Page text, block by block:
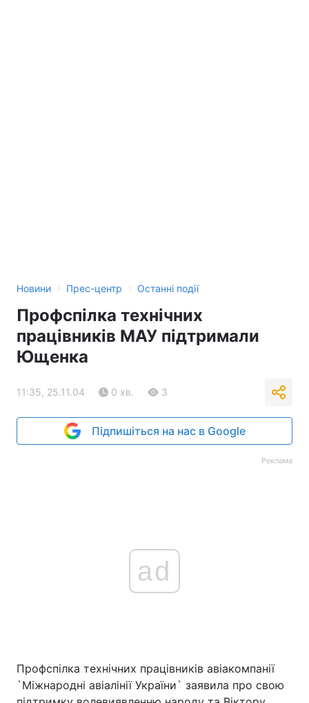
Новини › Прес-центр › Останні події
Профспілка технічних
працівників МАУ підтримали
Ющенка
11:35, 25.11.04 0 хв. 3
Підпишіться на нас в Google
Реклама
ad
Профспілка технічних працівників авіакомпанії
`Міжнародні авіалінії України` заявила про свою